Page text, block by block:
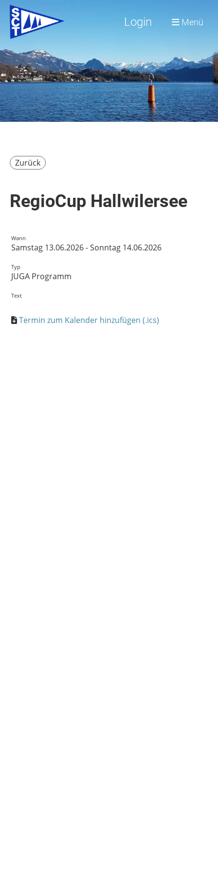
Login Menü
Zurück
RegioCup Hallwilersee
Wann
Samstag 13.06.2026 - Sonntag 14.06.2026
Typ
JUGA Programm
Text
Termin zum Kalender hinzufügen (.ics)